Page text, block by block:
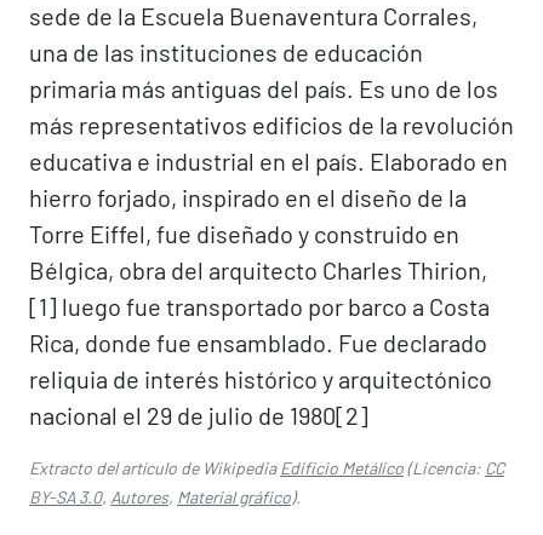
sede de la Escuela Buenaventura Corrales,
una de las instituciones de educación
primaria más antiguas del país. Es uno de los
más representativos edificios de la revolución
educativa e industrial en el país. Elaborado en
hierro forjado, inspirado en el diseño de la
Torre Eiffel, fue diseñado y construido en
Bélgica, obra del arquitecto Charles Thirion,
[1]​ luego fue transportado por barco a Costa
Rica, donde fue ensamblado. Fue declarado
reliquia de interés histórico y arquitectónico
nacional el 29 de julio de 1980[2]​
Extracto del artículo de WikipediaEdificio Metálico(Licencia: CC
BY-SA 3.0, Autores, Material gráfico).